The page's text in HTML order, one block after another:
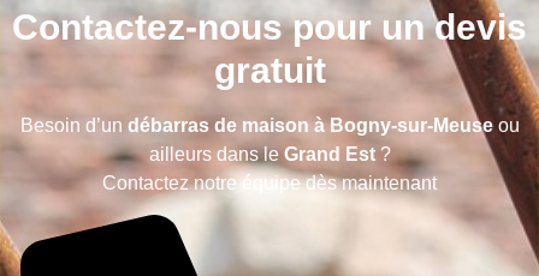
Contactez-nous pour un devis
gratuit
Besoin d’un débarras de maison à Bogny-sur-Meuseou
ailleurs dans le Grand Est?
Contactez notre équipe dès maintenant